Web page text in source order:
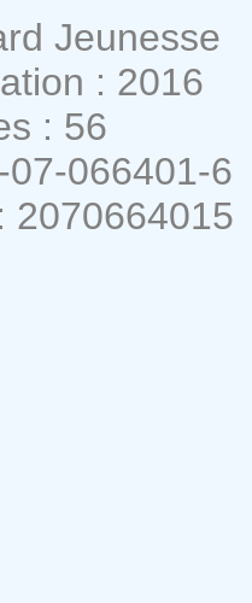
Jeunesse
: 2016
: 56
066401-6
2070664015